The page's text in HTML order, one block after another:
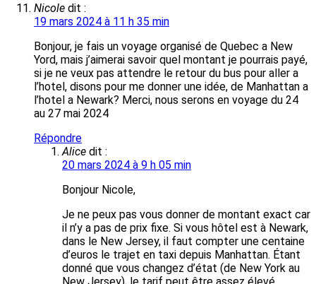
Nicole dit :
19 mars 2024 à 11 h 35 min
Bonjour, je fais un voyage organisé de Quebec a New
Yord, mais j’aimerai savoir quel montant je pourrais payé,
si je ne veux pas attendre le retour du bus pour aller a
l’hotel, disons pour me donner une idée, de Manhattan a
l’hotel a Newark? Merci, nous serons en voyage du 24
au 27 mai 2024
Répondre
Alice dit :
20 mars 2024 à 9 h 05 min
Bonjour Nicole,
Je ne peux pas vous donner de montant exact car
il n’y a pas de prix fixe. Si vous hôtel est à Newark,
dans le New Jersey, il faut compter une centaine
d’euros le trajet en taxi depuis Manhattan. Étant
donné que vous changez d’état (de New York au